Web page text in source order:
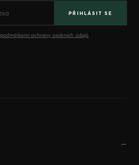
PŘIHLÁSIT SE
podmínkami ochrany osobních údajů